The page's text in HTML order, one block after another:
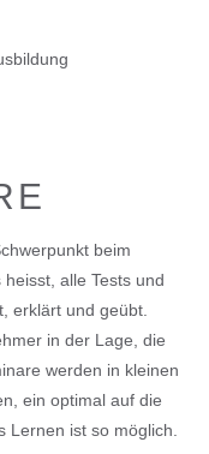
beim
alle Tests und
erklärt und geübt.
in der Lage, die
werden in kleinen
ein optimal auf die
Lernen ist so möglich.